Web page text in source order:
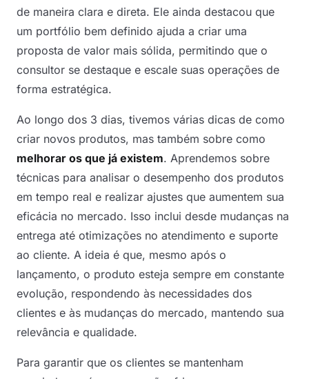
de maneira clara e direta. Ele ainda destacou que
um portfólio bem definido ajuda a criar uma
proposta de valor mais sólida, permitindo que o
consultor se destaque e escale suas operações de
forma estratégica.
Ao longo dos 3 dias, tivemos várias dicas de como
criar novos produtos, mas também sobre como
melhorar os que já existem. Aprendemos sobre
técnicas para analisar o desempenho dos produtos
em tempo real e realizar ajustes que aumentem sua
eficácia no mercado. Isso inclui desde mudanças na
entrega até otimizações no atendimento e suporte
ao cliente. A ideia é que, mesmo após o
lançamento, o produto esteja sempre em constante
evolução, respondendo às necessidades dos
clientes e às mudanças do mercado, mantendo sua
relevância e qualidade.
Para garantir que os clientes se mantenham